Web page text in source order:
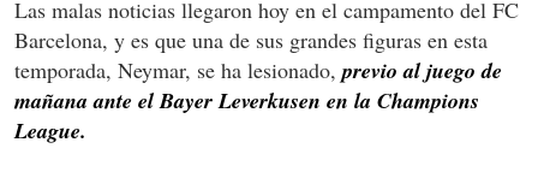
Las malas noticias llegaron hoy en el campamento del FC
Barcelona, y es que una de sus grandes figuras en esta
temporada, Neymar, se ha lesionado, previo al juego de
mañana ante el Bayer Leverkusen en la Champions
League.